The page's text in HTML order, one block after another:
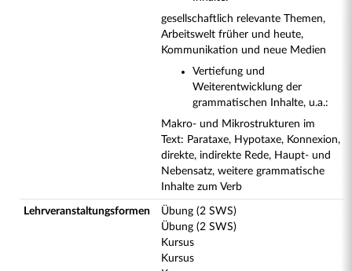
gesellschaftlich relevante Themen,
Arbeitswelt früher und heute,
Kommunikation und neue Medien
Vertiefung und
Weiterentwicklung der
grammatischen Inhalte, u.a.:
Makro- und Mikrostrukturen im
Text: Parataxe, Hypotaxe, Konnexion,
direkte, indirekte Rede, Haupt- und
Nebensatz, weitere grammatische
Inhalte zum Verb
Lehrveranstaltungsformen
Übung (2 SWS)
Übung (2 SWS)
Kursus
Kursus